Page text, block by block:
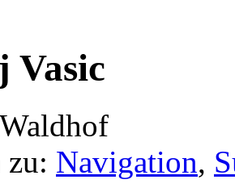
Vasic
zu: Navigation,